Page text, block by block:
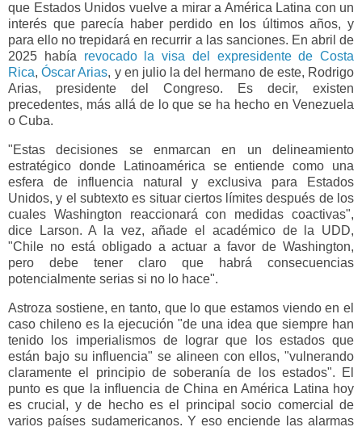
que Estados Unidos vuelve a mirar a América Latina con un
interés que parecía haber perdido en los últimos años, y
para ello no trepidará en recurrir a las sanciones. En abril de
2025 había revocado la visa del expresidente de Costa
Rica,Óscar Arias, y en julio la del hermano de este, Rodrigo
Arias, presidente del Congreso. Es decir, existen
precedentes, más allá de lo que se ha hecho en Venezuela
o Cuba.
"Estas decisiones se enmarcan en un delineamiento
estratégico donde Latinoamérica se entiende como una
esfera de influencia natural y exclusiva para Estados
Unidos, y el subtexto es situar ciertos límites después de los
cuales Washington reaccionará con medidas coactivas",
dice Larson. A la vez, añade el académico de la UDD,
"Chile no está obligado a actuar a favor de Washington,
pero debe tener claro que habrá consecuencias
potencialmente serias si no lo hace".
Astroza sostiene, en tanto, que lo que estamos viendo en el
caso chileno es la ejecución "de una idea que siempre han
tenido los imperialismos de lograr que los estados que
están bajo su influencia" se alineen con ellos, "vulnerando
claramente el principio de soberanía de los estados". El
punto es que la influencia de China en América Latina hoy
es crucial, y de hecho es el principal socio comercial de
varios países sudamericanos. Y eso enciende las alarmas